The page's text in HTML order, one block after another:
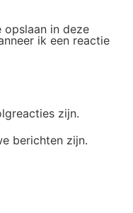
opslaan in deze
ik een reactie
zijn.
berichten zijn.